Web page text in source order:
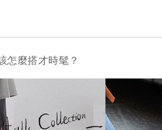
怎麼搭才時髦？